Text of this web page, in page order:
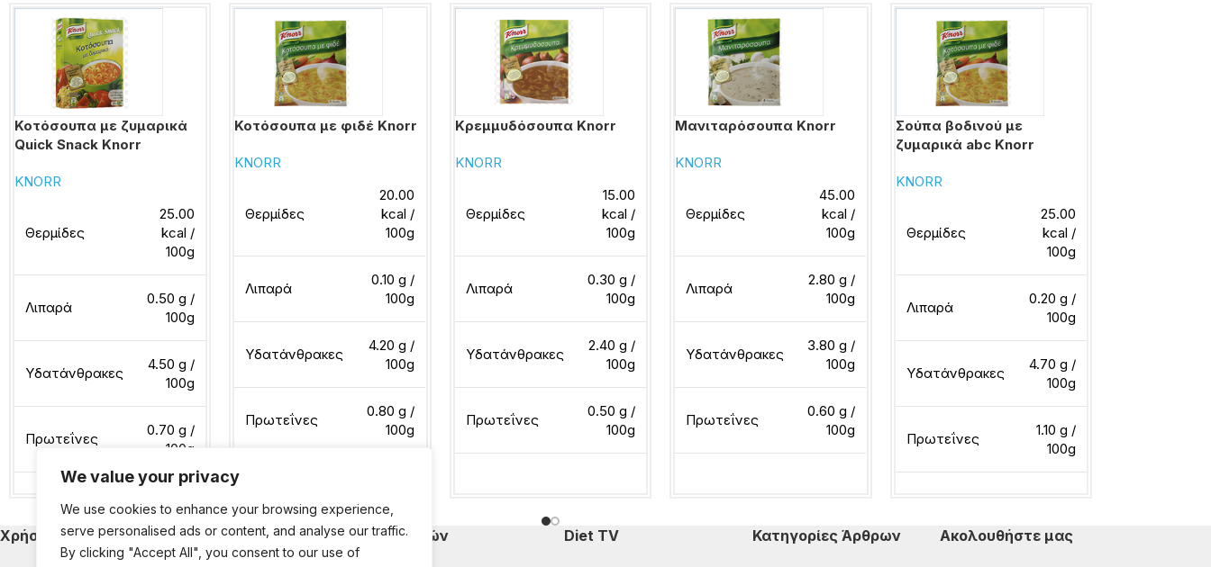
We value your privacy
We use cookies to enhance your browsing experience,
serve personalised ads or content, and analyse our traffic.
By clicking "Accept All", you consent to our use of
Κοτόσουπα με ζυμαρικά
Quick Snack Knorr
KNORR
Θερμίδες
25.00
kcal /
100g
Λιπαρά
0.50 g /
100g
Υδατάνθρακες
4.50 g /
100g
Πρωτεΐνες
0.70 g /
100g
Κοτόσουπα με φιδέ Knorr
KNORR
Θερμίδες
20.00
kcal /
100g
Λιπαρά
0.10 g /
100g
Υδατάνθρακες
4.20 g /
100g
Πρωτεΐνες
0.80 g /
100g
Διαβάστε περισσότερα
Κρεμμυδόσουπα Knorr
KNORR
Θερμίδες
15.00
kcal /
100g
Λιπαρά
0.30 g /
100g
Υδατάνθρακες
2.40 g /
100g
Πρωτεΐνες
0.50 g /
100g
Μανιταρόσουπα Knorr
KNORR
Θερμίδες
45.00
kcal /
100g
Λιπαρά
2.80 g /
100g
Υδατάνθρακες
3.80 g /
100g
Πρωτεΐνες
0.60 g /
100g
Σούπα βοδινού με
ζυμαρικά abc Knorr
KNORR
Θερμίδες
25.00
kcal /
100g
Λιπαρά
0.20 g /
100g
Υδατάνθρακες
4.70 g /
100g
Πρωτεΐνες
1.10 g /
100g
Χρήσιμα Κατηγορίες Εκπομπών Diet TV Κατηγορίες Άρθρων Ακολουθήστε μας